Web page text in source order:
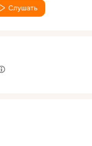
Слушать